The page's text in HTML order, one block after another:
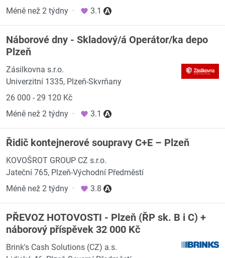
Méně než 2 týdny · 3.1
Náborové dny - Skladový/á Operátor/ka depo
Plzeň
Zásilkovna s.r.o.
Univerzitní 1335, Plzeň-Skvrňany
26 000 - 29 120 Kč
Méně než 2 týdny · 3.1
Řidič kontejnerové soupravy C+E – Plzeň
KOVOŠROT GROUP CZ s.r.o.
Jateční 765, Plzeň-Východní Předměstí
Méně než 2 týdny · 3.8
PŘEVOZ HOTOVOSTI - Plzeň (ŘP sk. B i C) +
náborový příspěvek 32 000 Kč
Brink's Cash Solutions (CZ) a.s.